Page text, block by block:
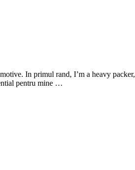
In primul rand, I’m a heavy
pentru mine …